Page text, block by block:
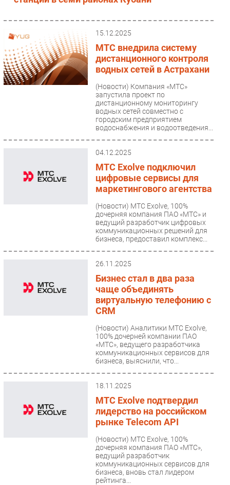
15.12.2025
МТС внедрила систему
дистанционного контроля
водных сетей в Астрахани
(Новости) Компания «МТС»
запустила проект по
дистанционному мониторингу
водных сетей совместно с
городским предприятием
водоснабжения и водоотведения...
04.12.2025
МТС Exolve подключил
цифровые сервисы для
маркетингового агентства
(Новости) МТС Exolve, 100%
дочерняя компания ПАО «МТС» и
ведущий разработчик цифровых
коммуникационных решений для
бизнеса, предоставил комплекс...
26.11.2025
Бизнес стал в два раза
чаще объединять
виртуальную телефонию с
CRM
(Новости) Аналитики МТС Exolve,
100% дочерней компании ПАО
«МТС», ведущего разработчика
коммуникационных сервисов для
бизнеса, выяснили, что...
18.11.2025
МТС Exolve подтвердил
лидерство на российском
рынке Telecom API
(Новости) МТС Exolve, 100%
дочерняя компания ПАО «МТС»,
ведущий разработчик
коммуникационных сервисов для
бизнеса, вновь стал лидером
рейтинга...